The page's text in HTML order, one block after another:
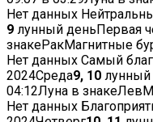
Нет данных
9 лунный деньПервая
знакеРакМагнитные
Нет данных Самый
2024Среда9, 10 лунный
04:12Луна в
Нет данных